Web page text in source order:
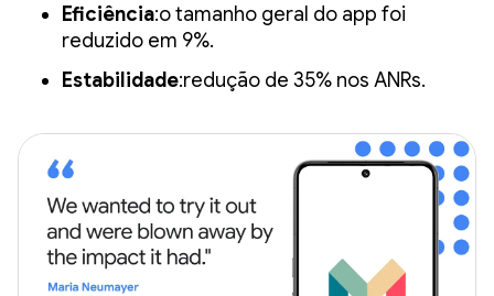
Eficiência:o tamanho geral do app foi
reduzido em 9%.
Estabilidade:redução de 35% nos ANRs.